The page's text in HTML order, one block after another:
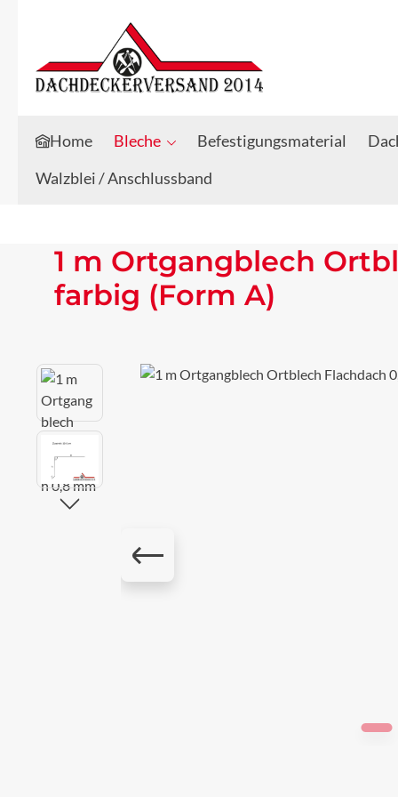
Zum Hauptinhalt springen
Zur Suche springen
Home Bleche Befestigungsmaterial
Walzblei / Anschlussband
1 m Ortgangblech
farbig (Form A)
Bildergalerie überspringen